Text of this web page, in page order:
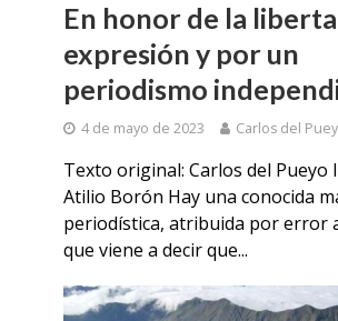
En honor de la
expresión y por un
periodismo
4 de mayo de 2023 Carlos del
Texto original: Carlos del Pueyo
Atilio Borón Hay una conocida
periodística, atribuida por error
que viene a decir que...